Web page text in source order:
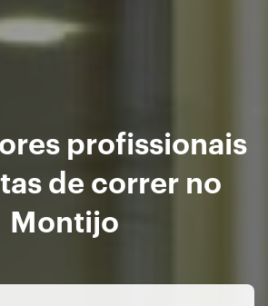
profissionais
de correr no
Montijo